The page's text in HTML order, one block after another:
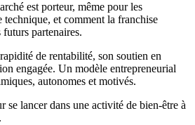
est porteur, même pour les
technique, et comment la franchise
futurs partenaires.
de rentabilité, son soutien en
engagée. Un modèle entrepreneurial
autonomes et motivés.
se lancer dans une activité de bien-être à